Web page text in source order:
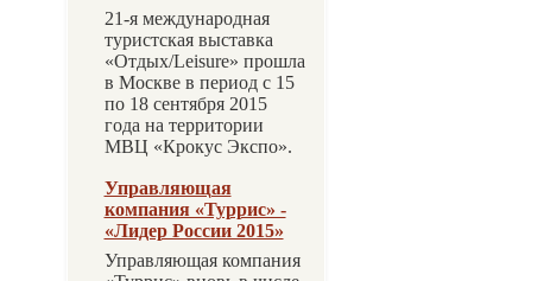
21-я международная
туристская выставка
«Отдых/Leisure» прошла
в Москве в период с 15
по 18 сентября 2015
года на территории
МВЦ «Крокус Экспо».
Управляющая
компания «Туррис» -
«Лидер России 2015»
Управляющая компания